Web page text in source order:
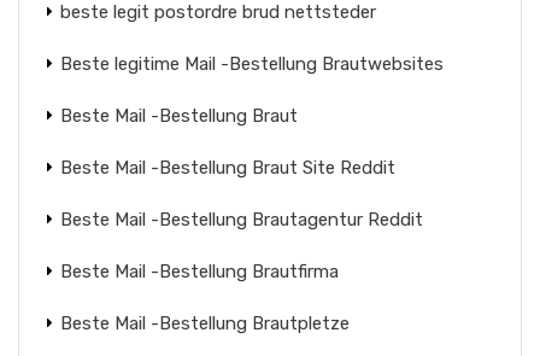
beste legit postordre brud nettsteder
Beste legitime Mail -Bestellung Brautwebsites
Beste Mail -Bestellung Braut
Beste Mail -Bestellung Braut Site Reddit
Beste Mail -Bestellung Brautagentur Reddit
Beste Mail -Bestellung Brautfirma
Beste Mail -Bestellung Brautpletze